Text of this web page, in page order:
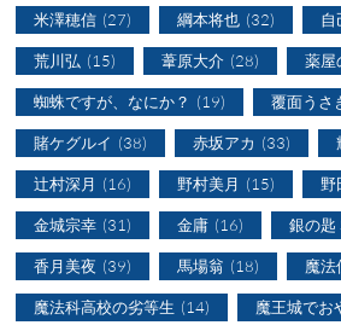
米澤穂信 (27) 綱本将也 (32) 自
荒川弘 (15) 葦原大介 (28) 薬屋
蜘蛛ですが、なにか？ (19) 覆面うさ
賭ケグルイ (38) 赤坂アカ (33)
辻村深月 (16) 野村美月 (15) 野
金城宗幸 (31) 金庸 (16) 銀の匙
香月美夜 (39) 馬場翁 (18) 魔法
魔法科高校の劣等生 (14) 魔王城でお